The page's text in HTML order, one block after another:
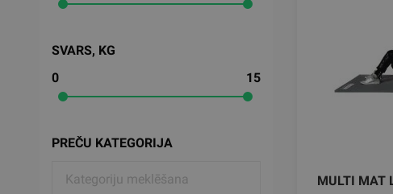
SVARS, KG
0
15
PREČU KATEGORIJA
MULTI MAT